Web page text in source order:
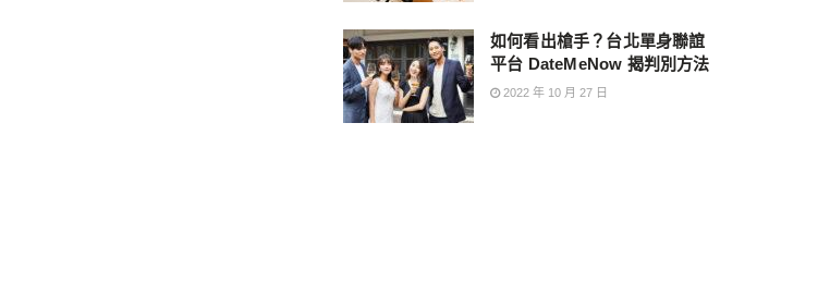
如何看出槍手？台北單身聯誼
平台 DateMeNow 揭判別方法
2022 年 10 月 27 日